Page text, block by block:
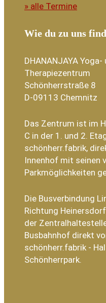
» alle Termine
Wie du zu uns
DHANANJAYA Yoga-
Therapiezentrum
Schönherrstraße 8
D-09113 Chemnitz
Das Zentrum ist im
C in der 1. und 2.
schönherr.fabrik,
Innenhof mit seinen
Parkmöglichkeiten
Die Busverbindung
Richtung
der
Busbahnhof direkt
schönherr.fabrik -
Schönherrpark.